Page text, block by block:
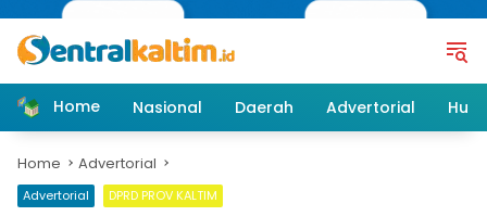
Home Nasional Daerah Advertorial
Home Advertorial
Advertorial DPRD PROV KALTIM